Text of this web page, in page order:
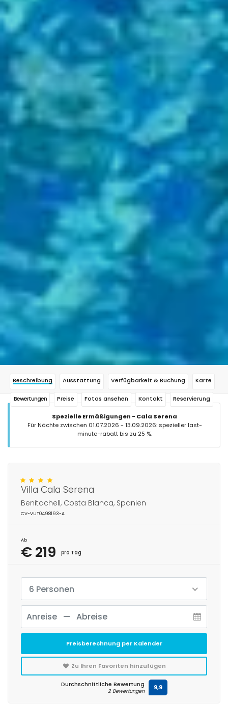
Beschreibung Ausstattung Verfügbarkeit & Buchung Karte
Bewertungen Preise Fotos ansehen Kontakt Reservierung
Spezielle Ermäßigungen - Cala Serena
Für Nächte zwischen 01.07.2026 - 13.09.2026: spezieller last-
minute-rabatt bis zu 25 %.
Villa Cala Serena
Benitachell, Costa Blanca, Spanien
CV-VUT0498193-A
Ab
€ 219 pro Tag
6 Personen
Preisberechnung per Kalender
Zu Ihren Favoriten hinzufügen
Durchschnittliche Bewertung
2 Bewertungen 9,9